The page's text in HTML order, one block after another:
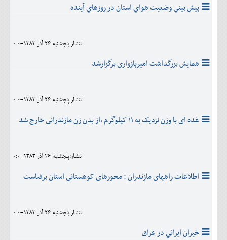
پيش بيني وضعيت هواي استان در روزهاي آينده
انتشار:پنجشنبه 26 آذر 1383-0:0
همايش بزرگداشت اميرپازوارى برگزارشد
انتشار:پنجشنبه 26 آذر 1383-0:0
غده اى با وزن نزديک به ۱۱ کيلوگرم ،از بدن زن مازندرانى خارج شد
انتشار:پنجشنبه 26 آذر 1383-0:0
اطلاعات راههاى مازندران : محورهاى کوهستانى استان برفىاست
انتشار:پنجشنبه 26 آذر 1383-0:0
خيران ايراني در عراق